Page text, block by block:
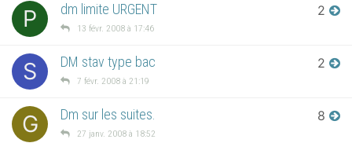
P dm limite URGENT
13 févr. 2008 à 17:46
2
S DM stav type bac
7 févr. 2008 à 21:19
2
G Dm sur les suites.
27 janv. 2008 à 18:52
8